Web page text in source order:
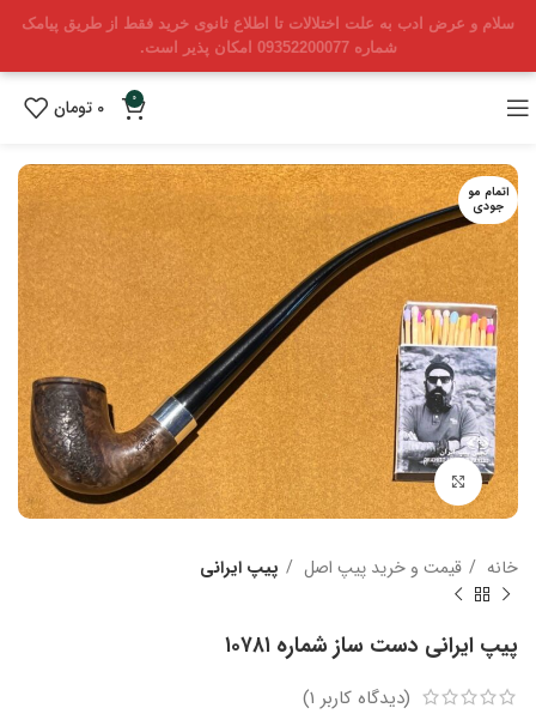
سلام و عرض ادب به علت اختلالات تا اطلاع ثانوی خرید فقط از طریق پیامک
شماره 09352200077 امکان پذیر است.
0
0 تومان
اتمام مو
جودی
بزرگنمایی تصویر
خانه قیمت و خرید پیپ اصل پیپ ایرانی
پیپ ایرانی دست ساز شماره ۱۰۷۸۱
(دیدگاه کاربر 1
)